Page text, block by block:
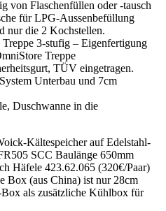
von Flaschenfüllen oder -tausch
für LPG-Aussenbefüllung
nur die 2 Kochstellen.
3-stufig – Eigenfertigung
Treppe
TÜV eingetragen.
Unterbau und 7cm
Duschwanne in die
Kältespeicher auf Edelstahl-
SCC Baulänge 650mm
Häfele 423.62.065 (320€/Paar)
Box (aus China) ist nur 28cm
als zusätzliche Kühlbox für